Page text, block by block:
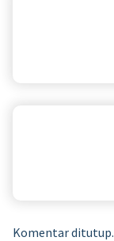
Komentar ditutup.